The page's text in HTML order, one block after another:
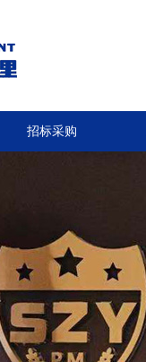
招标采购